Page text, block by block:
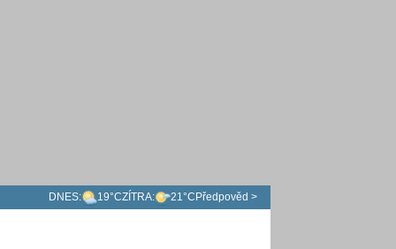
DNES: 19°CZÍTRA: 21°C Předpověd >